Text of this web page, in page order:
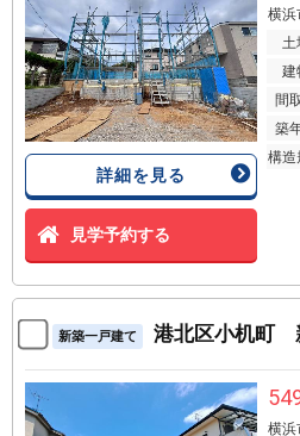
詳細を見る
見学予約する
横浜
土
建
間
築
構造
新築一戸建て 港北区小机町
横浜